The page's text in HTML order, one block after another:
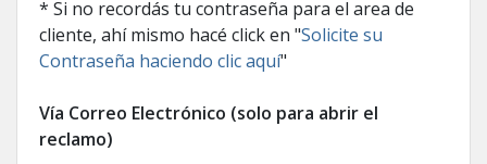
* Si no recordás tu contraseña para el area de
cliente, ahí mismo hacé click en "Solicite su
Contraseña haciendo clic aquí"
Vía Correo Electrónico (solo para abrir el
reclamo)